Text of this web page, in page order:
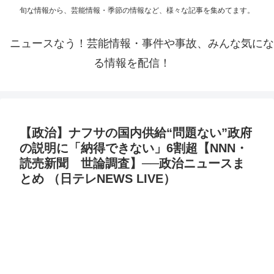
旬な情報から、芸能情報・季節の情報など、様々な記事を集めてます。
ニュースなう！芸能情報・事件や事故、みんな気にな
る情報を配信！
【政治】ナフサの国内供給“問題ない”政府
の説明に「納得できない」6割超【NNN・
読売新聞 世論調査】──政治ニュースま
とめ （日テレNEWS LIVE）